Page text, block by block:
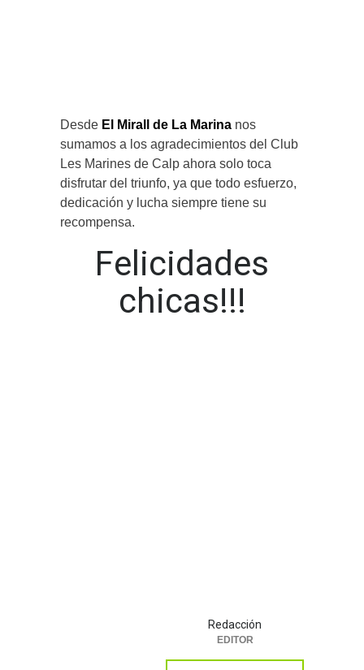
Desde El Mirall de La Marina nos
sumamos a los agradecimientos del Club
Les Marines de Calp ahora solo toca
disfrutar del triunfo, ya que todo esfuerzo,
dedicación y lucha siempre tiene su
recompensa.
Felicidades
chicas!!!
Redacción
EDITOR